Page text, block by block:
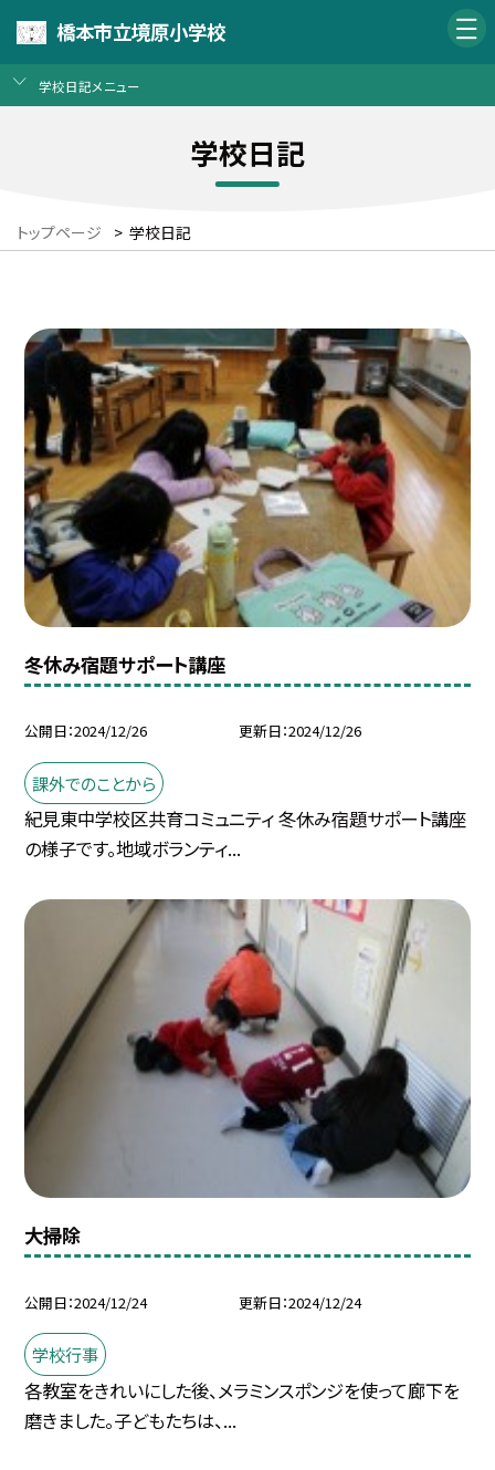
橋本市立境原小学校
学校日記メニュー
学校日記
トップページ > 学校日記
冬休み宿題サポート講座
公開日 2024/12/26 更新日 2024/12/26
課外でのことから
紀見東中学校区共育コミュニティ 冬休み宿題サポート講座
の様子です。地域ボランティ...
大掃除
公開日 2024/12/24 更新日 2024/12/24
学校行事
各教室をきれいにした後、メラミンスポンジを使って廊下を
磨きました。子どもたちは、...